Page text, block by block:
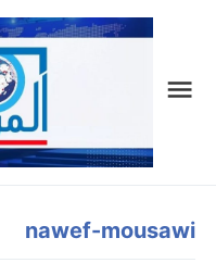
nawef-mousawi